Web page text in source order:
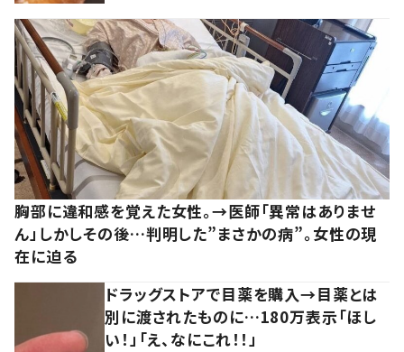
胸部に違和感を覚えた女性。→医師「異常はありませ
ん」しかしその後…判明した”まさかの病”。女性の現
在に迫る
ドラッグストアで目薬を購入→目薬とは
別に渡されたものに…180万表示「ほし
い！」「え、なにこれ！！」